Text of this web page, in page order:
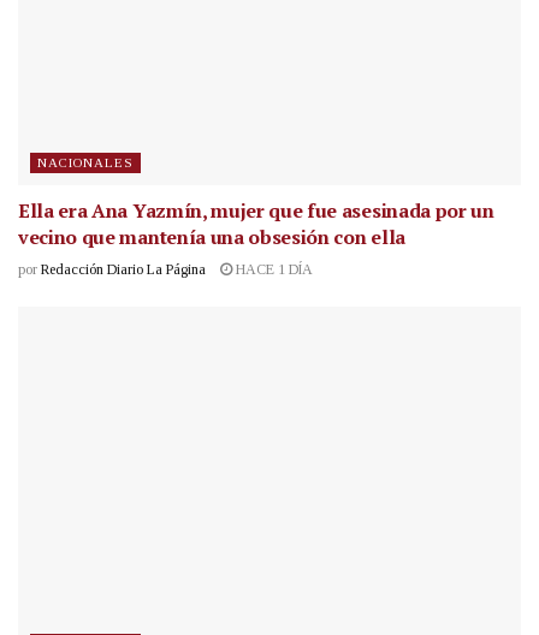
NACIONALES
Ella era Ana Yazmín, mujer que fue asesinada por un
vecino que mantenía una obsesión con ella
por Redacción Diario La Página HACE 1 DÍA